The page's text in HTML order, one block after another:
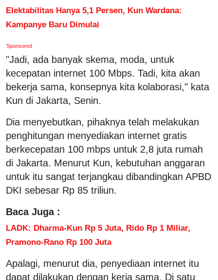
Elektabilitas Hanya 5,1 Persen, Kun Wardana:
Kampanye Baru Dimulai
Sponsored
"Jadi, ada banyak skema, moda, untuk
kecepatan internet 100 Mbps. Tadi, kita akan
bekerja sama, konsepnya kita kolaborasi," kata
Kun di Jakarta, Senin.
Dia menyebutkan, pihaknya telah melakukan
penghitungan menyediakan internet gratis
berkecepatan 100 mbps untuk 2,8 juta rumah
di Jakarta. Menurut Kun, kebutuhan anggaran
untuk itu sangat terjangkau dibandingkan APBD
DKI sebesar Rp 85 triliun.
Baca Juga :
LADK: Dharma-Kun Rp 5 Juta, Rido Rp 1 Miliar,
Pramono-Rano Rp 100 Juta
Apalagi, menurut dia, penyediaan internet itu
dapat dilakukan dengan kerja sama. Di satu